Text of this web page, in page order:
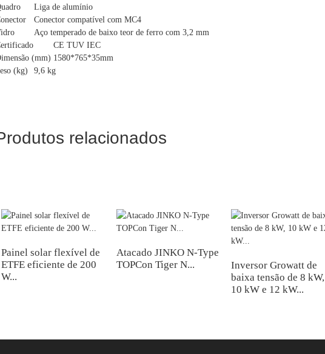
Liga de alumínio
Conector compatível com MC4
Aço temperado de baixo teor de ferro com 3,2 mm
CE TUV IEC
(mm) 1580*765*35mm
(kg)
9,6 kg
relacionados
Painel solar flexível de
ETFE eficiente de 200
W...
Atacado JINKO N-Type
TOPCon Tiger N...
Inversor Growatt de
baixa tensão de 8 kW,
10 kW e 12 kW...